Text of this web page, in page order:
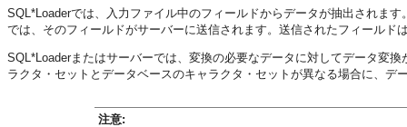
SQL*Loaderでは、入力ファイル中のフィールドからデータが抽出されま
では、そのフィールドがサーバーに送信されます。送信されたフィールド
SQL*Loaderまたはサーバーでは、変換の必要なデータに対してデータ変
ラクタ・セットとデータベースのキャラクタ・セットが異なる場合に、
注意: